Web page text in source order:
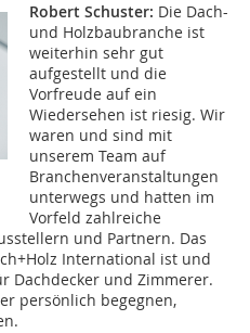
Robert Schuster: Die Dach-
und Holzbaubranche ist
weiterhin sehr gut
aufgestellt und die
Vorfreude auf ein
Wiedersehen ist riesig. Wir
waren und sind mit
unserem Team auf
Branchenveranstaltungen
unterwegs und hatten im
Vorfeld zahlreiche
und Partnern. Das
International ist und
Dachdecker und Zimmerer.
persönlich begegnen,